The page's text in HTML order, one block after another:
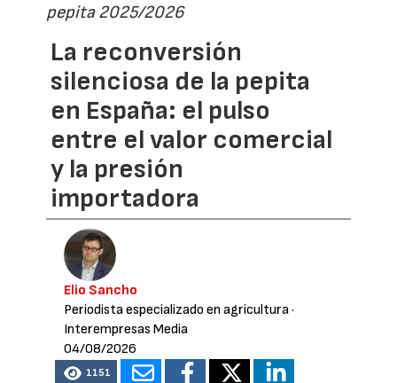
pepita 2025/2026
La reconversión
silenciosa de la pepita
en España: el pulso
entre el valor comercial
y la presión
importadora
Elio Sancho
Periodista especializado en agricultura·
Interempresas Media
04/08/2026
1151